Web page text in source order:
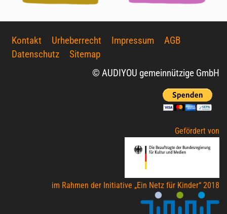
Kontakt Urheberrecht Impressum
AGB
Datenschutz
Sitemap
© AUDIYOU gemeinnützige GmbH
Gefördert von
im Rahmen der Initiative „Ein Netz für Kinder“ 2018